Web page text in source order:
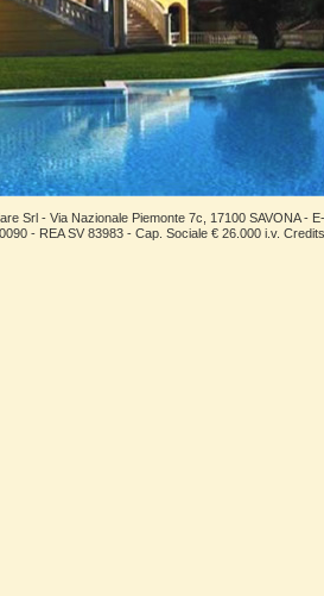
Srl - Via Nazionale Piemonte 7c, 17100 SAVONA -
- REA SV 83983 - Cap. Sociale € 26.000 i.v. Credits